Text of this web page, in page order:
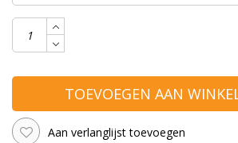
TOEVOEGEN AAN
Aan verlanglijst toevoegen